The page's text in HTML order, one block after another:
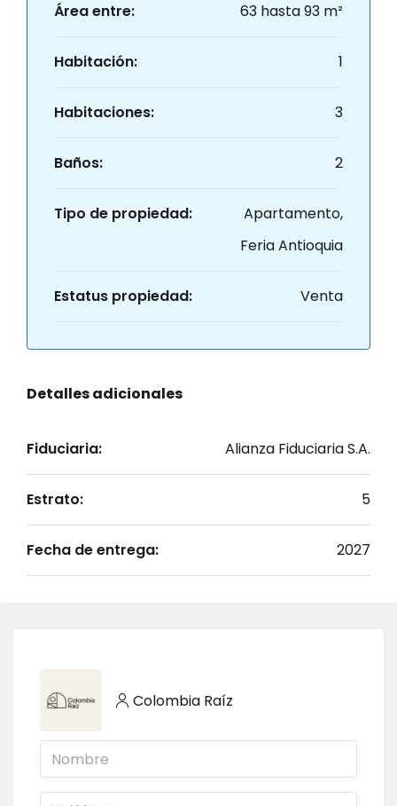
Área entre: 63 hasta 93 m²
Habitación: 1
Habitaciones: 3
Baños: 2
Tipo de propiedad:
Apartamento,
Feria Antioquia
Estatus propiedad: Venta
Detalles adicionales
Fiduciaria: Alianza Fiduciaria S.A.
Estrato: 5
Fecha de entrega: 2027
Colombia Raíz